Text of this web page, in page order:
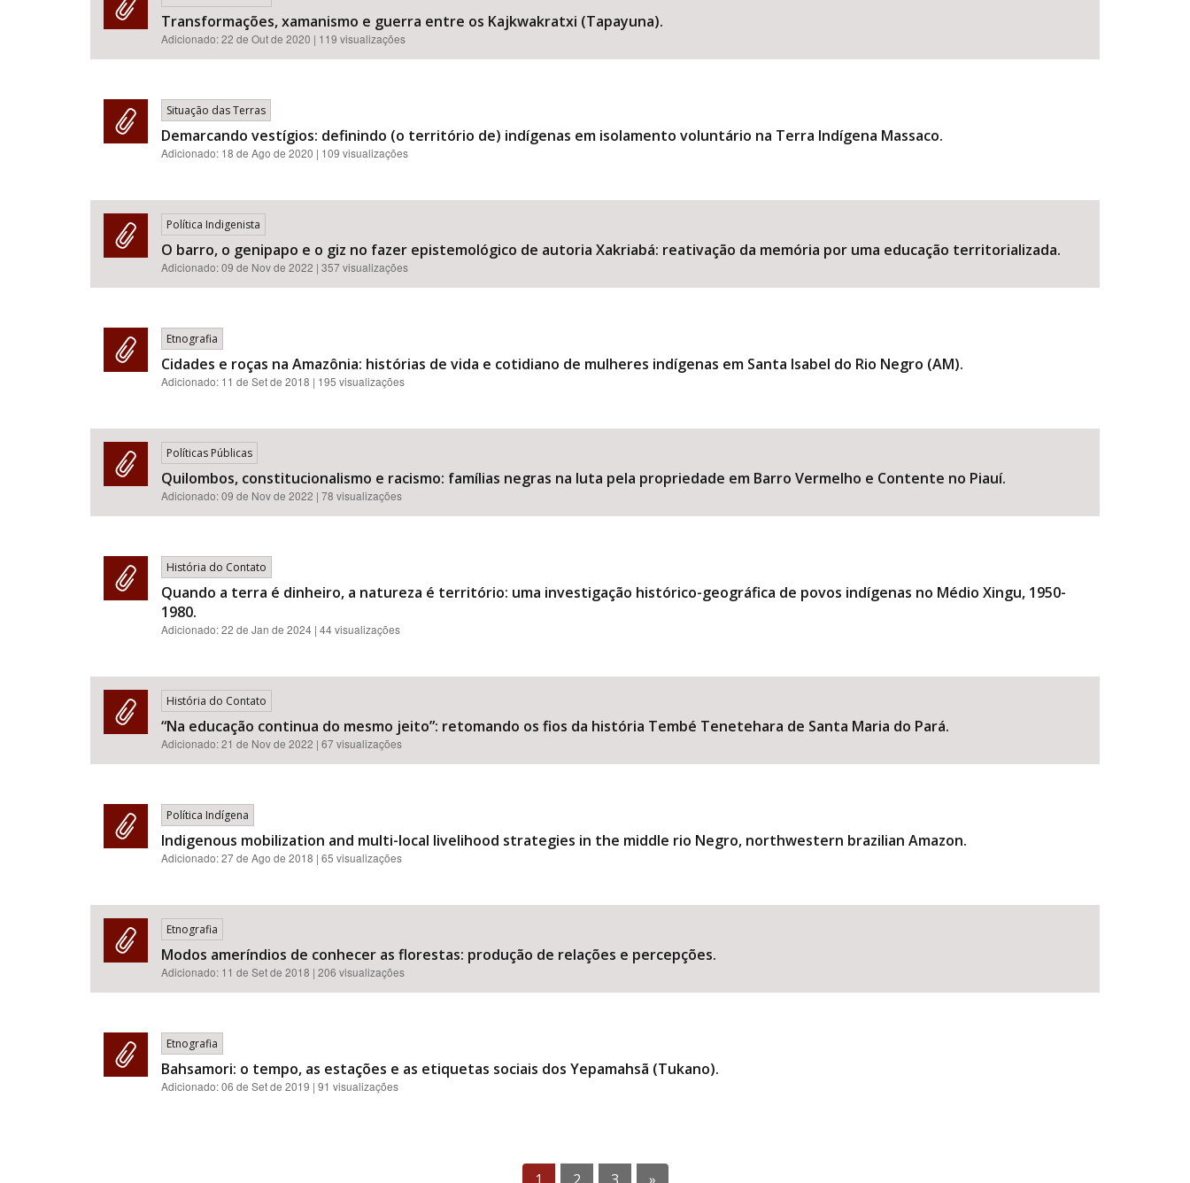
Transformações, xamanismo e guerra entre os Kajkwakratxi (Tapayuna).
Adicionado:22 de Out de 2020 | 119 visualizações
Situação das Terras
Demarcando vestígios: definindo (o território de) indígenas em isolamento voluntário na Terra Indígena Massaco.
Adicionado: 18 de Ago de 2020 | 109 visualizações
Política Indigenista
O barro, o genipapo e o giz no fazer epistemológico de autoria Xakriabá: reativação da memória por uma educação territorializada.
Adicionado:09 de Nov de 2022 | 357 visualizações
Etnografia
Cidades e roças na Amazônia: histórias de vida e cotidiano de mulheres indígenas em Santa Isabel do Rio Negro (AM).
Adicionado: 11 de Set de 2018 | 195 visualizações
Políticas Públicas
Quilombos, constitucionalismo e racismo: famílias negras na luta pela propriedade em Barro Vermelho e Contente no Piauí.
Adicionado:09 de Nov de 2022 | 78 visualizações
História do Contato
Quando a terra é dinheiro, a natureza é território: uma investigação histórico-geográfica de povos indígenas no Médio Xingu, 1950-
1980.
Adicionado:22 de Jan de 2024 | 44 visualizações
História do Contato
“Na educação continua do mesmo jeito”: retomando os fios da história Tembé Tenetehara de Santa Maria do Pará.
Adicionado:21 de Nov de 2022 | 67 visualizações
Política Indígena
Indigenous mobilization and multi-local livelihood strategies in the middle rio Negro, northwestern brazilian Amazon.
Adicionado:27 de Ago de 2018 | 65 visualizações
Etnografia
Modos ameríndios de conhecer as florestas: produção de relações e percepções.
Adicionado: 11 de Set de 2018 | 206 visualizações
Etnografia
Bahsamori: o tempo, as estações e as etiquetas sociais dos Yepamahsã (Tukano).
Adicionado:06 de Set de 2019 | 91 visualizações